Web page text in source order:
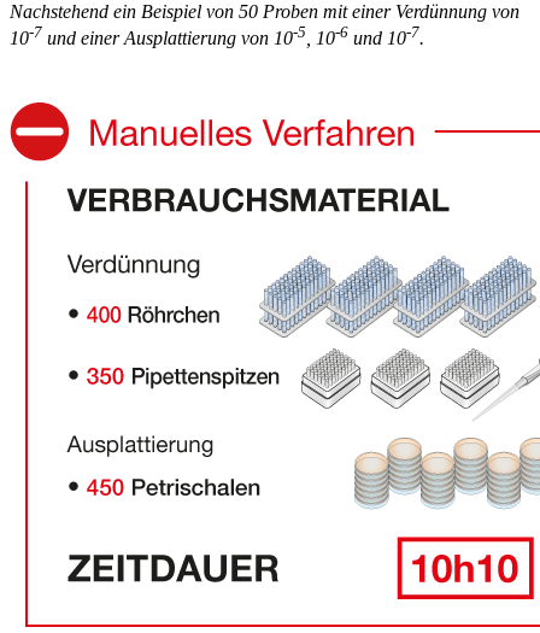
Nachstehend ein Beispiel von 50 Proben mit einer Verdünnung von
10-7 und einer Ausplattierung von 10-5 , 10-6 und 10-7.